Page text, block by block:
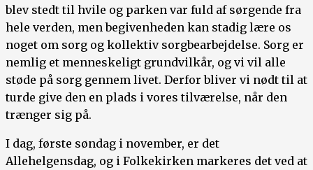
blev stedt til hvile og parken var fuld af sørgende fra
hele verden, men begivenheden kan stadig lære os
noget om sorg og kollektiv sorgbearbejdelse. Sorg er
nemlig et menneskeligt grundvilkår, og vi vil alle
støde på sorg gennem livet. Derfor bliver vi nødt til at
turde give den en plads i vores tilværelse, når den
trænger sig på.
I dag, første søndag i november, er det
Allehelgensdag, og i Folkekirken markeres det ved at